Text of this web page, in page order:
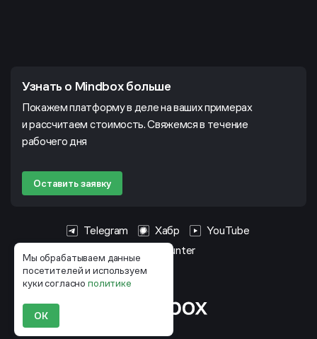
Мы обрабатываем данные
посетителей и используем
куки согласнополитике
ОК
Узнать о Mindbox больше
Покажем платформу в деле на ваших примерах
и рассчитаем стоимость. Свяжемся в течение
рабочего дня
Оставить заявку
Telegram Хабр
YouTube
HeadHunter